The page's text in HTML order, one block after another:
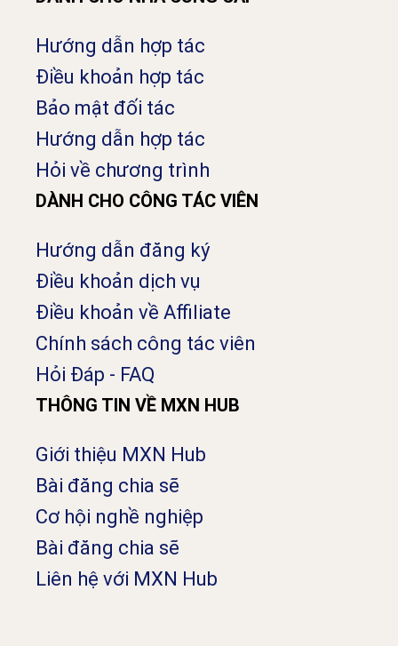
Hướng dẫn hợp tác
Điều khoản hợp tác
Bảo mật đối tác
Hướng dẫn hợp tác
Hỏi về chương trình
DÀNH CHO CÔNG TÁC VIÊN
Hướng dẫn đăng ký
Điều khoản dịch vụ
Điều khoản về Affiliate
Chính sách công tác viên
Hỏi Đáp - FAQ
THÔNG TIN VỀ MXN HUB
Giới thiệu MXN Hub
Bài đăng chia sẽ
Cơ hội nghề nghiệp
Bài đăng chia sẽ
Liên hệ với MXN Hub